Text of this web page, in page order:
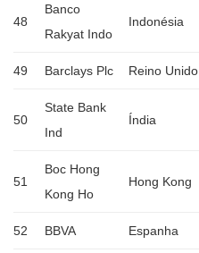
48
Banco
Rakyat Indo
Indonésia
49 Barclays Plc Reino Unido
50
State Bank
Ind
Índia
51
Boc Hong
Kong Ho
Hong Kong
52 BBVA Espanha